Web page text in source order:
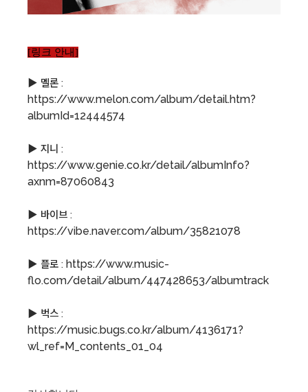
[링크 안내]
▶ 멜론 :
https://www.melon.com/album/detail.htm?
albumId=12444574
▶ 지니 :
https://www.genie.co.kr/detail/albumInfo?
axnm=87060843
▶ 바이브 :
https://vibe.naver.com/album/35821078
▶ 플로 : https://www.music-
flo.com/detail/album/447428653/albumtrack
▶ 벅스 :
https://music.bugs.co.kr/album/4136171?
wl_ref=M_contents_01_04